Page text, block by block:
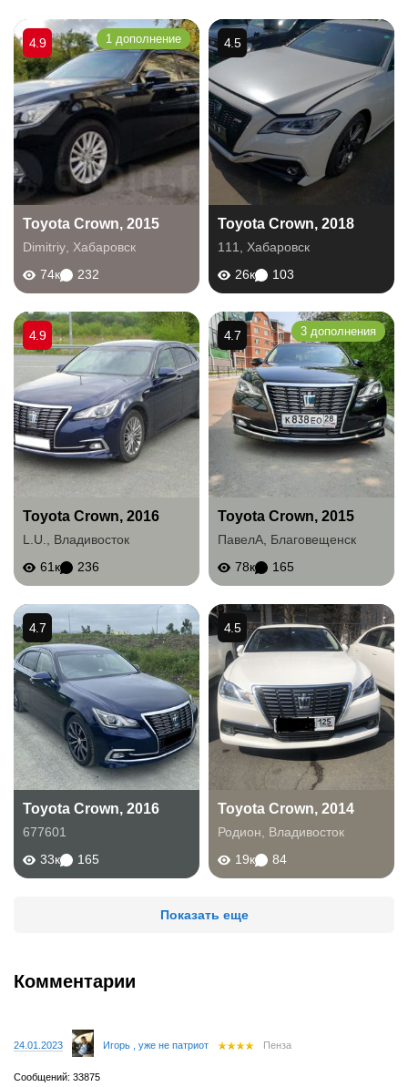
Toyota Crown, 2015
Dimitriy Хабаровск
74к
232
4.9 1 дополнение
Toyota Crown, 2018
111
Хабаровск
26к
103
4.5
Toyota Crown, 2016
L.U.
Владивосток
61к
236
4.9
Toyota Crown, 2015
ПавелА Благовещенск
78к
165
4.7 3 дополнения
Toyota Crown, 2016
677601
33к
165
4.7
Toyota Crown, 2014
Родион
Владивосток
19к
84
4.5
Показать еще
Комментарии
24.01.2023 Игорь , уже не патриот Пенза
Сообщений: 33875